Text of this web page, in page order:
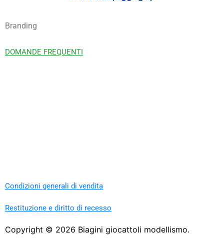
Branding
DOMANDE FREQUENTI
Condizioni generali di vendita
Restituzione e diritto di recesso
Copyright © 2026 Biagini giocattoli modellismo.